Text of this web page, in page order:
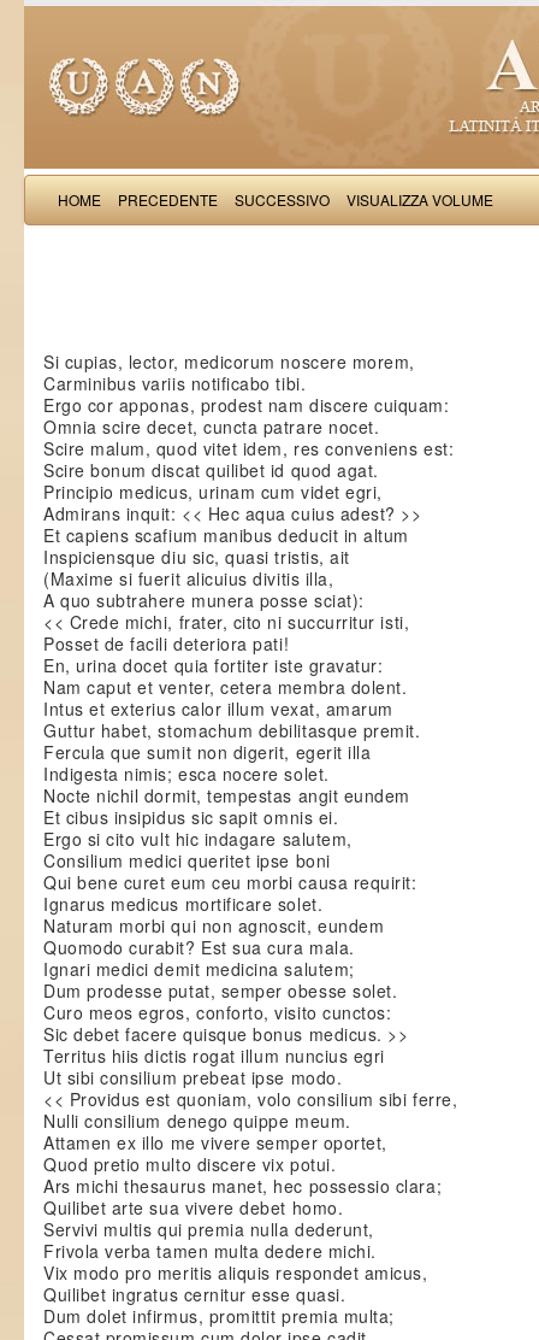
HOME PRECEDENTE SUCCESSIVO VISUALIZZA VOLUME
Si cupias, lector, medicorum noscere morem,
Carminibus variis notificabo tibi.
Ergo cor apponas, prodest nam discere cuiquam:
Omnia scire decet, cuncta patrare nocet.
Scire malum, quod vitet idem, res conveniens est:
Scire bonum discat quilibet id quod agat.
Principio medicus, urinam cum videt egri,
Admirans inquit: << Hec aqua cuius adest? >>
Et capiens scafium manibus deducit in altum
Inspiciensque diu sic, quasi tristis, ait
(Maxime si fuerit alicuius divitis illa,
A quo subtrahere munera posse sciat):
<< Crede michi, frater, cito ni succurritur isti,
Posset de facili deteriora pati!
En, urina docet quia fortiter iste gravatur:
Nam caput et venter, cetera membra dolent.
Intus et exterius calor illum vexat, amarum
Guttur habet, stomachum debilitasque premit.
Fercula que sumit non digerit, egerit illa
Indigesta nimis; esca nocere solet.
Nocte nichil dormit, tempestas angit eundem
Et cibus insipidus sic sapit omnis ei.
Ergo si cito vult hic indagare salutem,
Consilium medici queritet ipse boni
Qui bene curet eum ceu morbi causa requirit:
Ignarus medicus mortificare solet.
Naturam morbi qui non agnoscit, eundem
Quomodo curabit? Est sua cura mala.
Ignari medici demit medicina salutem;
Dum prodesse putat, semper obesse solet.
Curo meos egros, conforto, visito cunctos:
Sic debet facere quisque bonus medicus. >>
Territus hiis dictis rogat illum nuncius egri
Ut sibi consilium prebeat ipse modo.
<< Providus est quoniam, volo consilium sibi ferre,
Nulli consilium denego quippe meum.
Attamen ex illo me vivere semper oportet,
Quod pretio multo discere vix potui.
Ars michi thesaurus manet, hec possessio clara;
Quilibet arte sua vivere debet homo.
Servivi multis qui premia nulla dederunt,
Frivola verba tamen multa dedere michi.
Vix modo pro meritis aliquis respondet amicus,
Quilibet ingratus cernitur esse quasi.
Dum dolet infirmus, promittit premia multa;